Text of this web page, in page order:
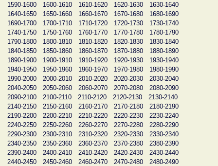
1590-1600
1600-1610 1610-1620 1620-1630
1630-1640
1640-1650
1650-1660 1660-1670 1670-1680
1680-1690
1690-1700
1700-1710 1710-1720 1720-1730
1730-1740
1740-1750
1750-1760 1760-1770 1770-1780
1780-1790
1790-1800
1800-1810 1810-1820 1820-1830
1830-1840
1840-1850
1850-1860 1860-1870 1870-1880
1880-1890
1890-1900
1900-1910 1910-1920 1920-1930
1930-1940
1940-1950
1950-1960 1960-1970 1970-1980
1980-1990
1990-2000
2000-2010 2010-2020 2020-2030
2030-2040
2040-2050
2050-2060 2060-2070 2070-2080
2080-2090
2090-2100
2100-2110 2110-2120 2120-2130
2130-2140
2140-2150
2150-2160 2160-2170 2170-2180
2180-2190
2190-2200
2200-2210 2210-2220 2220-2230
2230-2240
2240-2250
2250-2260 2260-2270 2270-2280
2280-2290
2290-2300
2300-2310 2310-2320 2320-2330
2330-2340
2340-2350
2350-2360 2360-2370 2370-2380
2380-2390
2390-2400
2400-2410 2410-2420 2420-2430
2430-2440
2440-2450
2450-2460 2460-2470 2470-2480
2480-2490